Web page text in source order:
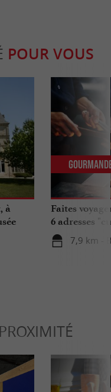
POUR VOUS
à
Faites
6 adresses
7,9 km -